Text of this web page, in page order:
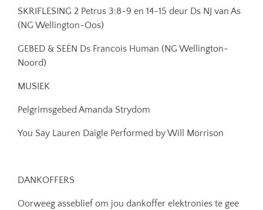
SKRIFLESING 2 Petrus 3:8-9 en 14-15 deur Ds NJ van As
(NG Wellington-Oos)
GEBED & SEËN Ds Francois Human (NG Wellington-
Noord)
MUSIEK
Pelgrimsgebed Amanda Strydom
You Say Lauren Daigle Performed by Will Morrison
DANKOFFERS
Oorweeg asseblief om jou dankoffer elektronies te gee